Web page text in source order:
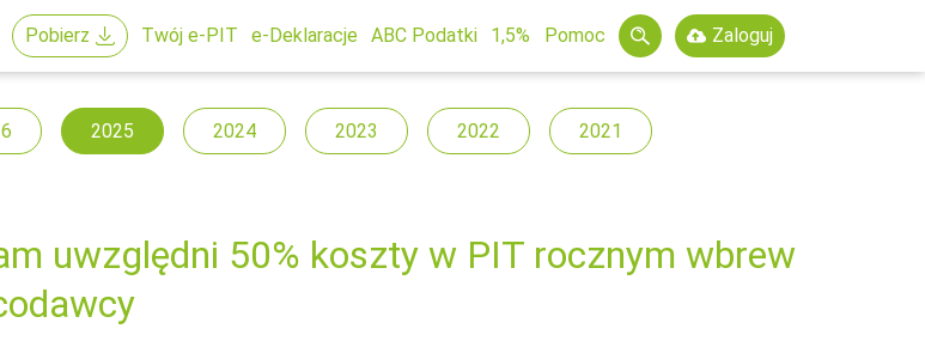
Pobierz Twój e-PIT e-Deklaracje ABC Podatki 1,5% Pomoc Zaloguj
2025 2024 2023 2022 2021
uwzględni 50% koszty w PIT rocznym wbrew